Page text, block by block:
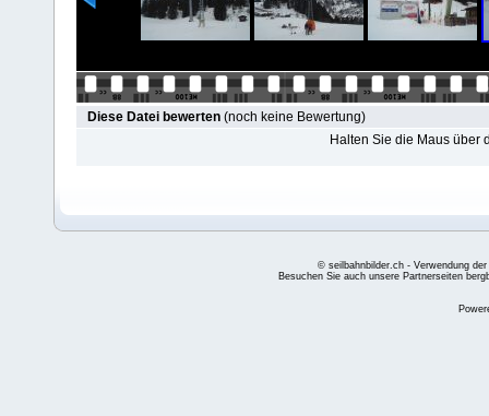
Diese Datei bewerten (noch keine Bewertung)
Halten Sie die Maus über
© seilbahnbilder.ch - Verwendung
Besuchen Sie auch unsere Partnerseiten